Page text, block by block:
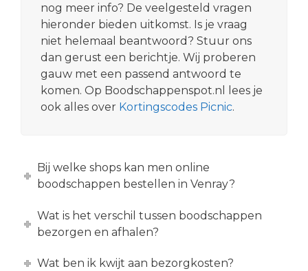
nog meer info? De veelgesteld vragen
hieronder bieden uitkomst. Is je vraag
niet helemaal beantwoord? Stuur ons
dan gerust een berichtje. Wij proberen
gauw met een passend antwoord te
komen. Op Boodschappenspot.nl lees je
ook alles over Kortingscodes Picnic.
Bij welke shops kan men online
boodschappen bestellen in Venray?
Wat is het verschil tussen boodschappen
bezorgen en afhalen?
Wat ben ik kwijt aan bezorgkosten?